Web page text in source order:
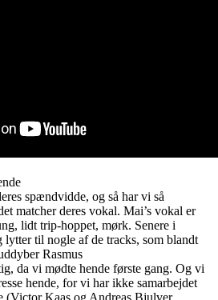
spændvidde, og så har vi så
matcher deres vokal. Mai’s vokal er
lidt trip-hoppet, mørk. Senere i
til nogle af de tracks, som blandt
Rasmus
da vi mødte hende første gang. Og vi
hende, for vi har ikke samarbejdet
(Victor Kaas og Andreas Bjulver